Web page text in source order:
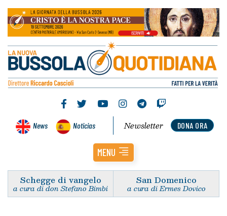
News Noticias DONA ORA
Newsletter
MENU
Schegge di vangelo
a cura di don Stefano Bimbi
San Domenico
a cura di Ermes Dovico